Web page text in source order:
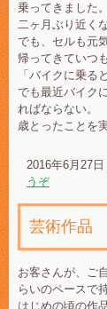
乗ってきました。
二ヶ月ぶり近く
でも、セルも元
帰ってきていつ
「バイクに乗る
でも最近バイク
ればならない。
歳とったことを
2016年6月27日
うぞ
芸術作品
お客さんが、ご
らいのペースで
はじめの頃の作